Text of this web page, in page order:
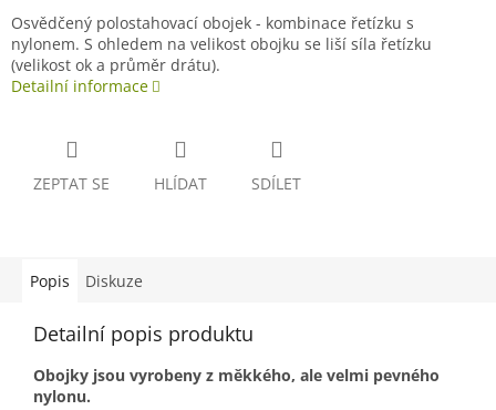
Osvědčený polostahovací obojek - kombinace řetízku s
nylonem. S ohledem na velikost obojku se liší síla řetízku
(velikost ok a průměr drátu).
Detailní informace
ZEPTAT SE HLÍDAT SDÍLET
Popis Diskuze
Detailní popis produktu
Obojky jsou vyrobeny z měkkého, ale velmi pevného
nylonu.